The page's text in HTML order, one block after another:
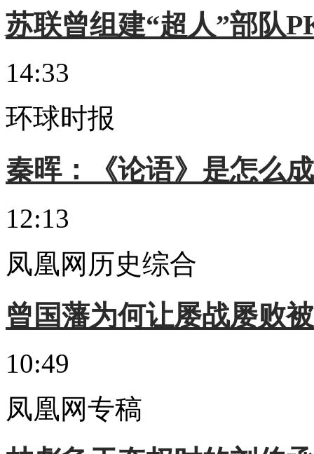
苏联曾组建“超人”部队
14:33
环球时报
秦晖：《论语》是怎么
12:13
凤凰网历史综合
曾国藩为何让屡战屡败
10:49
凤凰网专稿